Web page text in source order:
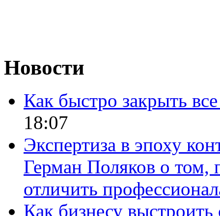
Новости
Как быстро закрыть
18:07
Экспертиза в эпоху
Герман Поляков о том,
отличить
Как бизнесу